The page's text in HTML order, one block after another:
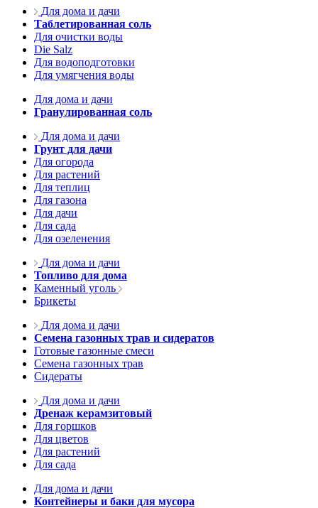
Для дома и дачи
Таблетированная соль
Для очистки воды
Die Salz
Для водоподготовки
Для умягчения воды
Для дома и дачи
Гранулированная соль
Для дома и дачи
Грунт для дачи
Для огорода
Для растений
Для теплиц
Для газона
Для дачи
Для сада
Для озеленения
Для дома и дачи
Топливо для дома
Каменный уголь
Брикеты
Для дома и дачи
Семена газонных трав и сидератов
Готовые газонные смеси
Семена газонных трав
Сидераты
Для дома и дачи
Дренаж керамзитовый
Для горшков
Для цветов
Для растений
Для сада
Для дома и дачи
Контейнеры и баки для мусора